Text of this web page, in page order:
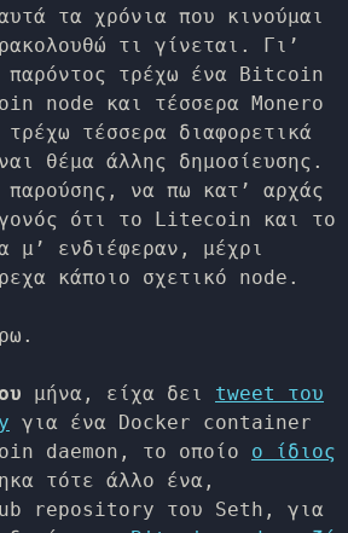
τα χρόνια που κινούμαι
τι γίνεται. Γι’
παρόντος τρέχω ένα Bitcoin
node και τέσσερα Monero
τέσσερα διαφορετικά
θέμα άλλης δημοσίευσης.
να πω κατ’ αρχάς
ότι το Litecoin και το
μ’ ενδιέφεραν, μέχρι
κάποιο σχετικό node.
μήνα, είχα δει tweet του
για ένα Docker container
daemon, το οποίο ο ίδιος
τότε άλλο ένα,
repository του Seth, για